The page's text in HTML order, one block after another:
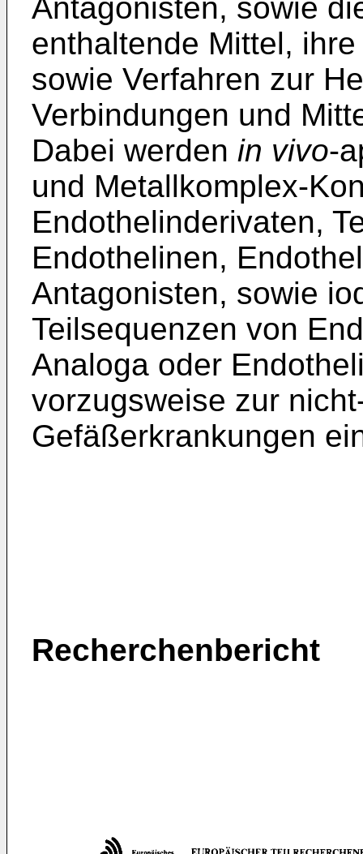
Antagonisten, sowie
enthaltende Mittel,
sowie Verfahren zur
Verbindungen und
Dabei werden in vivo-
und Metallkomplex-
Endothelinderivaten,
Endothelinen,
Antagonisten, sowie
Teilsequenzen von
Analoga oder
vorzugsweise zur
Gefäßerkrankungen
Recherchenbericht